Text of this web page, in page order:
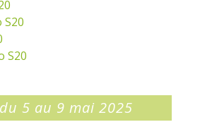
S20
S20
5 au 9 mai 2025